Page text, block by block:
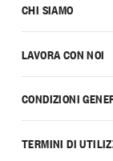
CHI SIAMO
LAVORA CON NOI
CONDIZIONI
TERMINI DI